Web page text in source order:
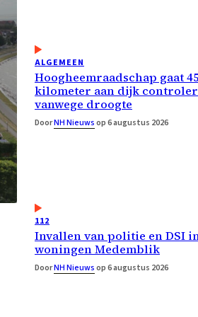
ALGEMEEN
Hoogheemraadschap gaat
kilometer aan dijk
vanwege droogte
DoorNH Nieuwsop 6 augustus 2026
112
Invallen van politie en DSI
woningen Medemblik
DoorNH Nieuwsop 6 augustus 2026